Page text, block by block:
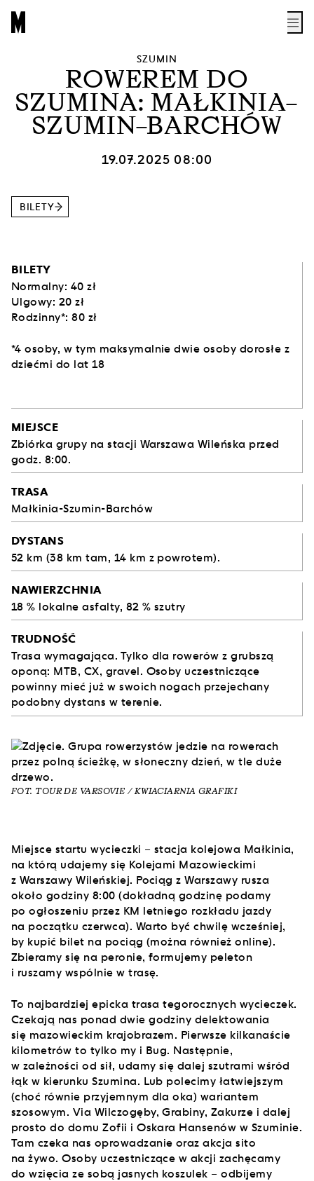
SZUMIN
ROWEREM DO
SZUMINA: MAŁKINIA–
SZUMIN–BARCHÓW
19.07.2025 08:00
BILETY
BILETY
Normalny: 40 zł
Ulgowy: 20 zł
Rodzinny*: 80 zł
*4 osoby, w tym maksymalnie dwie osoby dorosłe z
dziećmi do lat 18
MIEJSCE
Zbiórka grupy na stacji Warszawa Wileńska przed
godz. 8:00.
TRASA
Małkinia-Szumin-Barchów
DYSTANS
52 km (38 km tam, 14 km z powrotem).
NAWIERZCHNIA
18 % lokalne asfalty, 82 % szutry
TRUDNOŚĆ
Trasa wymagająca. Tylko dla rowerów z grubszą
oponą: MTB, CX, gravel. Osoby uczestniczące
powinny mieć już w swoich nogach przejechany
podobny dystans w terenie.
FOT. TOUR DE VARSOVIE / KWIACIARNIA GRAFIKI
Miejsce startu wycieczki – stacja kolejowa Małkinia,
na którą udajemy się Kolejami Mazowieckimi
z Warszawy Wileńskiej. Pociąg z Warszawy rusza
około godziny 8:00 (dokładną godzinę podamy
po ogłoszeniu przez KM letniego rozkładu jazdy
na początku czerwca). Warto być chwilę wcześniej,
by kupić bilet na pociąg (można również online).
Zbieramy się na peronie, formujemy peleton
i ruszamy wspólnie w trasę.
To najbardziej epicka trasa tegorocznych wycieczek.
Czekają nas ponad dwie godziny delektowania
się mazowieckim krajobrazem. Pierwsze kilkanaście
kilometrów to tylko my i Bug. Następnie,
w zależności od sił, udamy się dalej szutrami wśród
łąk w kierunku Szumina. Lub polecimy łatwiejszym
(choć równie przyjemnym dla oka) wariantem
szosowym. Via Wilczogęby, Grabiny, Zakurze i dalej
prosto do domu Zofii i Oskara Hansenów w Szuminie.
Tam czeka nas oprowadzanie oraz akcja sito
na żywo. Osoby uczestniczące w akcji zachęcamy
do wzięcia ze sobą jasnych koszulek – odbijemy